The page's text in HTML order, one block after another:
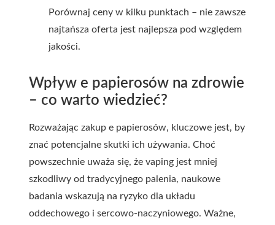
Porównaj ceny w kilku punktach – nie zawsze
najtańsza oferta jest najlepsza pod względem
jakości.
Wpływ e papierosów na zdrowie
– co warto wiedzieć?
Rozważając zakup e papierosów, kluczowe jest, by
znać potencjalne skutki ich używania. Choć
powszechnie uważa się, że vaping jest mniej
szkodliwy od tradycyjnego palenia, naukowe
badania wskazują na ryzyko dla układu
oddechowego i sercowo-naczyniowego. Ważne,